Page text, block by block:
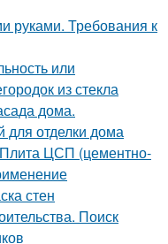
руками. Требования к
или
из стекла
дома.
отделки дома
ЦСП (цементно-
стен
Поиск